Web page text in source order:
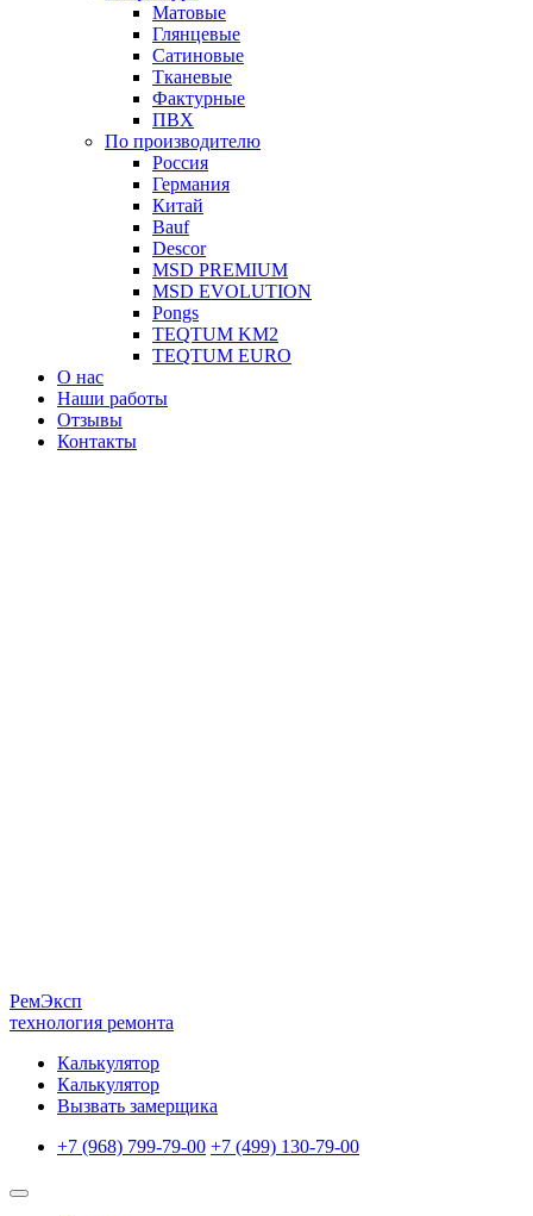
Матовые
Глянцевые
Сатиновые
Тканевые
Фактурные
ПВХ
По производителю
Россия
Германия
Китай
Вauf
Descor
MSD PREMIUM
MSD EVOLUTION
Pongs
TEQTUM KM2
TEQTUM EURO
О нас
Наши работы
Отзывы
Контакты
РемЭксп
технология ремонта
Калькулятор
Калькулятор
Вызвать замерщика
+7 (968) 799-79-00 +7 (499) 130-79-00